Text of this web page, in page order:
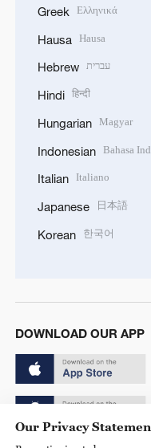
Greek Ελληνικά
Hausa Hausa
Hebrew עברית
Hindi हिन्दी
Hungarian Magyar
Indonesian Bahasa
Italian Italiano
Japanese 日本語
Korean 한국어
DOWNLOAD OUR APP
Our Privacy